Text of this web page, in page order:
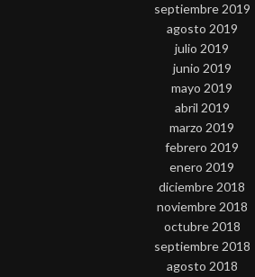
septiembre 2019
agosto 2019
julio 2019
junio 2019
mayo 2019
abril 2019
marzo 2019
febrero 2019
enero 2019
diciembre 2018
noviembre 2018
octubre 2018
septiembre 2018
agosto 2018